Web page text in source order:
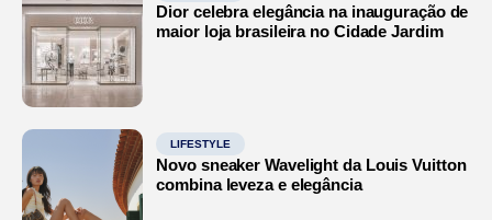
Dior celebra elegância na inauguração de
maior loja brasileira no Cidade Jardim
LIFESTYLE
Novo sneaker Wavelight da Louis Vuitton
combina leveza e elegância